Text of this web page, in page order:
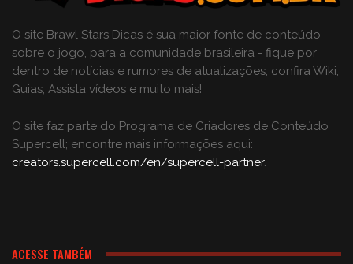
O site Brawl Stars Dicas é sua maior fonte de conteúdo
sobre o jogo, para a comunidade brasileira - fique por
dentro de notícias e rumores de atualizações, confira Wiki,
Guias, Assista vídeos e muito mais!
O site faz parte do Programa de Criadores de Conteúdo
Supercell; encontre mais informações aqui:
creators.supercell.com/en/supercell-partner.
ACESSE TAMBÉM